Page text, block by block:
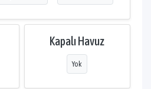
Kapalı Havuz
Yok